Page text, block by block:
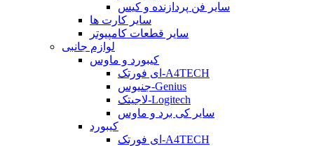
سایر فن پردازنده و کیس
سایر کارت ها
سایر قطعات کامپیوتر
لوازم جانبی
کیبورد و ماوس
ای فورتک-A4TECH
جنیوس-Genius
لاجیتک-Logitech
سایر کی برد و ماوس
کیبورد
ای فورتک-A4TECH